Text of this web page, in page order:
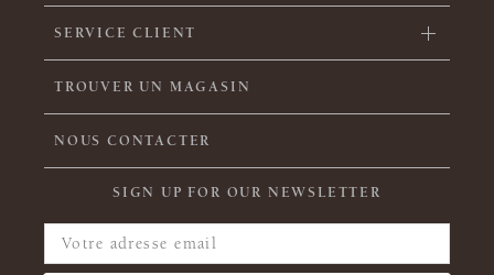
SERVICE CLIENT
TROUVER UN MAGASIN
NOUS CONTACTER
SIGN UP FOR OUR NEWSLETTER